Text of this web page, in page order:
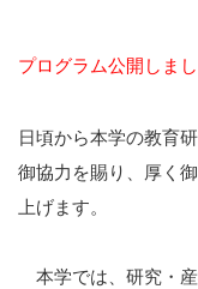
プログラム公開しま
日頃から本学の教育
御協力を賜り、厚く
上げます。
本学では、研究・産